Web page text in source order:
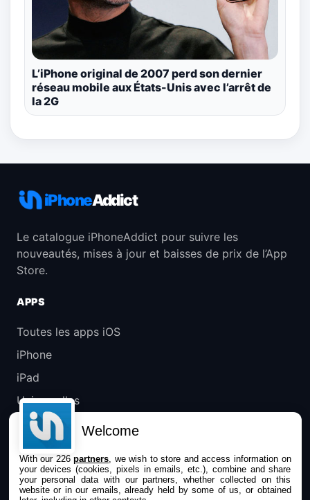
L’iPhone original de 2007 perd son dernier
réseau mobile aux États-Unis avec l’arrêt de
la 2G
iPhoneAddict
Le catalogue iPhoneAddict pour suivre les
nouveautés, mises à jour et baisses de prix de l’App
Store.
APPS
Toutes les apps iOS
iPhone
iPad
Universelles
Mac
Apple TV
IPHONEADDICT
Welcome
With our 226partners , we wish to store and access information on
your devices (cookies, pixels in emails, etc.), combine and share
your personal data with our partners, whether collected on this
website or in our emails, already held by some of us, or obtained